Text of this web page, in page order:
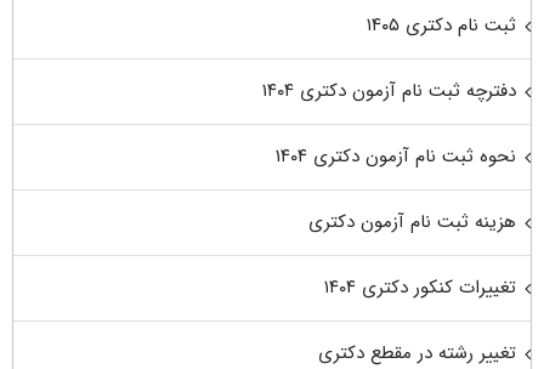
ثبت نام دکتری ۱۴۰۵
دفترچه ثبت نام آزمون دکتری ۱۴۰۴
نحوه ثبت نام آزمون دکتری ۱۴۰۴
هزینه ثبت نام آزمون دکتری
تغییرات کنکور دکتری ۱۴۰۴
تغییر رشته در مقطع دکتری